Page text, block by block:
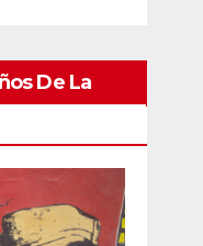
De La